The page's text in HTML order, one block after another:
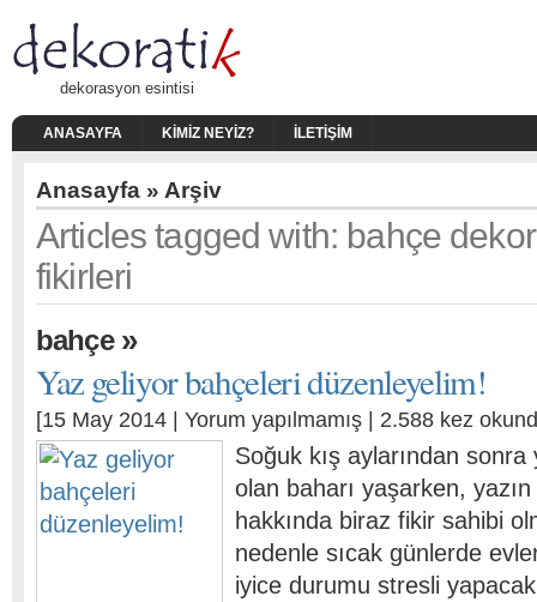
dekorasyon esintisi
ANASAYFA KIMIZ NEYIZ? İLETIŞIM
Anasayfa » Arşiv
Articles tagged with: bahçe
fikirleri
bahçe»
Yaz geliyor bahçeleri düzenleyelim!
[15 May 2014 | Yorum yapılmamış | 2.588 kez
Soğuk kış aylarından sonra
olan baharı yaşarken,
hakkında biraz fikir sahibi
nedenle sıcak günlerde
iyice durumu stresli